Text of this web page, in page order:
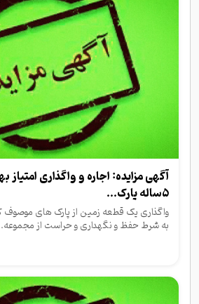
آگهی مزایده: اجاره و واگذاری امتیاز
۵ساله پارک...
واگذاری یک قطعه زمین از پارک های موصوف
به شرط حفظ و نگهداری و حراست از